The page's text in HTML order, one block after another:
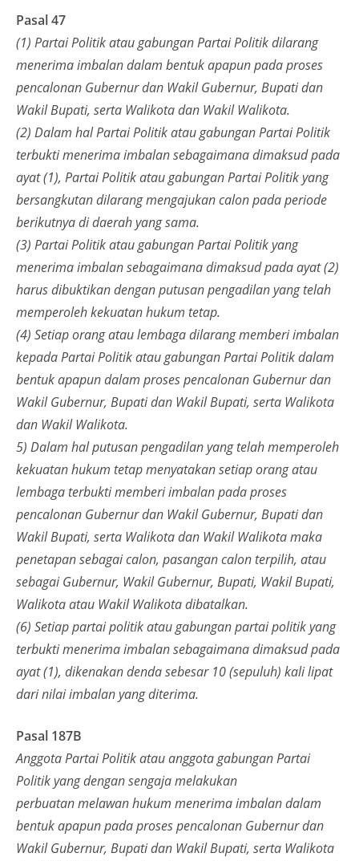
Pasal 47
(1) Partai Politik atau gabungan Partai Politik dilarang
menerima imbalan dalam bentuk apapun pada proses
pencalonan Gubernur dan Wakil Gubernur, Bupati dan
Wakil Bupati, serta Walikota dan Wakil Walikota.
(2) Dalam hal Partai Politik atau gabungan Partai Politik
terbukti menerima imbalan sebagaimana dimaksud pada
ayat (1), Partai Politik atau gabungan Partai Politik yang
bersangkutan dilarang mengajukan calon pada periode
berikutnya di daerah yang sama.
(3) Partai Politik atau gabungan Partai Politik yang
menerima imbalan sebagaimana dimaksud pada ayat (2)
harus dibuktikan dengan putusan pengadilan yang telah
memperoleh kekuatan hukum tetap.
(4) Setiap orang atau lembaga dilarang memberi imbalan
kepada Partai Politik atau gabungan Partai Politik dalam
bentuk apapun dalam proses pencalonan Gubernur dan
Wakil Gubernur, Bupati dan Wakil Bupati, serta Walikota
dan Wakil Walikota.
5) Dalam hal putusan pengadilan yang telah memperoleh
kekuatan hukum tetap menyatakan setiap orang atau
lembaga terbukti memberi imbalan pada proses
pencalonan Gubernur dan Wakil Gubernur, Bupati dan
Wakil Bupati, serta Walikota dan Wakil Walikota maka
penetapan sebagai calon, pasangan calon terpilih, atau
sebagai Gubernur, Wakil Gubernur, Bupati, Wakil Bupati,
Walikota atau Wakil Walikota dibatalkan.
(6) Setiap partai politik atau gabungan partai politik yang
terbukti menerima imbalan sebagaimana dimaksud pada
ayat (1), dikenakan denda sebesar 10 (sepuluh) kali lipat
dari nilai imbalan yang diterima.
Pasal 187B
Anggota Partai Politik atau anggota gabungan Partai
Politik yang dengan sengaja melakukan
perbuatan melawan hukum menerima imbalan dalam
bentuk apapun pada proses pencalonan Gubernur dan
Wakil Gubernur, Bupati dan Wakil Bupati, serta Walikota